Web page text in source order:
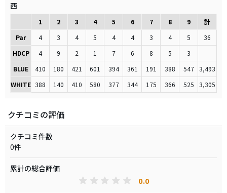
西
1 2 3 4 5 6 7 8 9
計
Par
4 3 4 5 4 4 3 4 5
36
HDCP
4 9 2 1 7 6 8 5
3
BLUE
410 180 421 601 394 361 191 388 547
3,493
WHITE 388 140 410 580 377 344 175 366 525 3,305
クチコミの評価
クチコミ件数
0件
累計の総合評価
0.0